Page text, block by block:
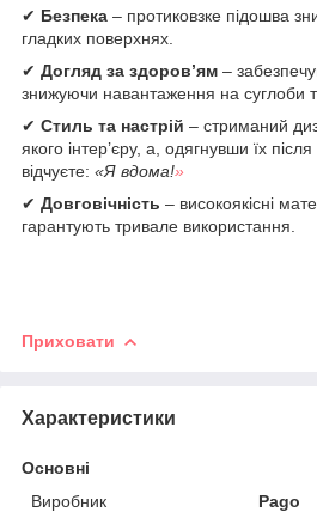
✔ Безпека – протиковзке підошва
гладких поверхнях.
✔ Догляд за здоров’ям –
знижуючи навантаження на суглоби
✔ Стиль та настрій – стриманий
якого інтер’єру, а, одягнувши їх
відчуєте: «Я вдома!»
✔ Довговічність – високоякісні
гарантують тривале використання.
Приховати
Характеристики
Основні
Виробник
Pago